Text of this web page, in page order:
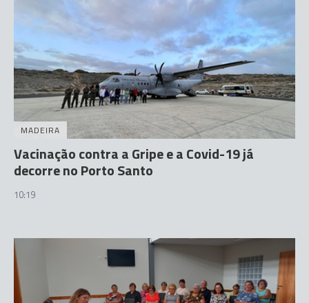
MADEIRA
Vacinação contra a Gripe e a Covid-19 já
decorre no Porto Santo
10:19